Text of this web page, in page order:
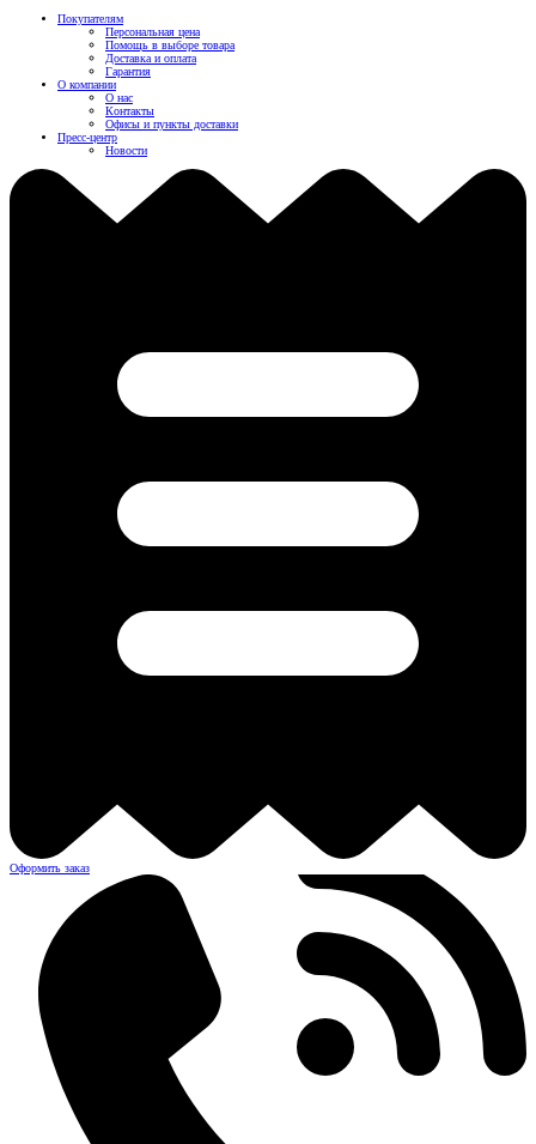
Покупателям
Персональная цена
Помощь в выборе товара
Доставка и оплата
Гарантия
О компании
О нас
Контакты
Офисы и пункты доставки
Пресс-центр
Новости
Оформить заказ